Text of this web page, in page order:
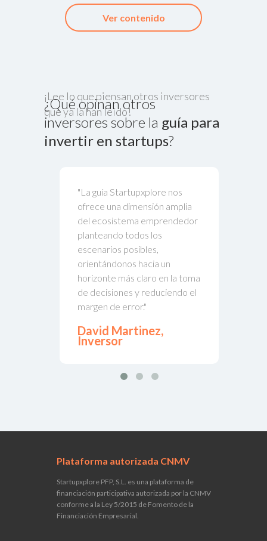
¿Qué opinan otros
inversores sobre la guía para
invertir en startups?
"La guía Startupxplore nos
ofrece una dimensión amplia
del ecosistema emprendedor
planteando todos los
escenarios posibles,
orientándonos hacia un
horizonte más claro en la toma
de decisiones y reduciendo el
margen de error."
David Martinez,
Inversor
Plataforma autorizada CNMV
Startupxplore PFP, S.L. es una plataforma de
financiación participativa autorizada por la CNMV
conforme a la Ley 5/2015 de Fomento de la
Financiación Empresarial.
Ver contenido
¡Lee lo que piensan otros inversores
que ya la han leído!